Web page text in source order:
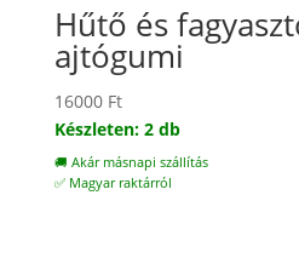
Hűtő és
ajtógumi
16000 Ft
Készleten: 2 db
🚚 Akár másnapi szállítás
✅ Magyar raktárról